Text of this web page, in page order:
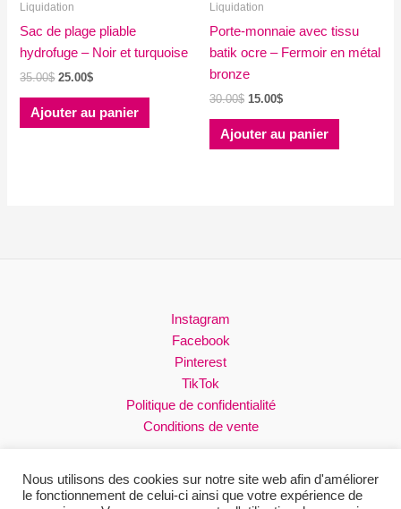
du
produit
Liquidation
Sac de plage pliable
hydrofuge – Noir et turquoise
35.00$ Le
initial
25.00$Le
actuel
est :
Ajouter au panier
Liquidation
Porte-monnaie avec tissu
batik ocre – Fermoir en métal
bronze
30.00$ Le
initial
15.00$Le
actuel
est :
Ajouter au panier
Instagram
Facebook
Pinterest
TikTok
Politique de confidentialité
Conditions de vente
Nous utilisons des cookies sur notre site web afin d'améliorer
le fonctionnement de celui-ci ainsi que votre expérience de